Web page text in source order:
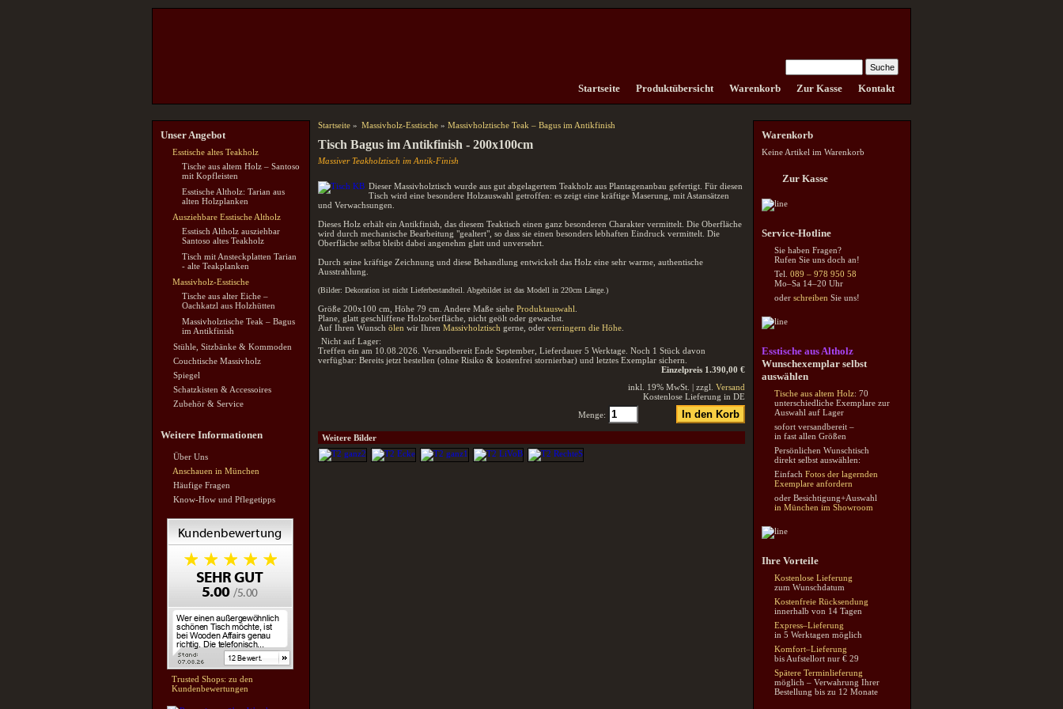
Startseite Produktübersicht Warenkorb Zur Kasse Kontakt
Unser Angebot
Esstische altes Teakholz
Tische aus altem Holz – Santoso
mit Kopfleisten
Esstische Altholz: Tarian aus
alten Holzplanken
Ausziehbare Esstische Altholz
Esstisch Altholz ausziehbar
Santoso altes Teakholz
Tisch mit Ansteckplatten Tarian
- alte Teakplanken
Massivholz-Esstische
Tische aus alter Eiche –
Oachkatzl aus Holzhütten
Massivholztische Teak – Bagus
im Antikfinish
Stühle, Sitzbänke & Kommoden
Couchtische Massivholz
Spiegel
Schatzkisten & Accessoires
Zubehör & Service
Weitere Informationen
Über Uns
Anschauen in München
Häufige Fragen
Know-How und Pflegetipps
Trusted Shops: zu den
Kundenbewertungen
Warenkorb
Keine Artikel im Warenkorb
Zur Kasse
Service-Hotline
Sie haben Fragen?
Rufen Sie uns doch an!
Tel. 089 – 978 950 58
Mo–Sa 14–20 Uhr
oder schreiben Sie uns!
Esstische aus Altholz
Wunschexemplar selbst
auswählen
Tische aus altem Holz: 70
unterschiedliche Exemplare zur
Auswahl auf Lager
sofort versandbereit –
in fast allen Größen
Persönlichen Wunschtisch
direkt selbst auswählen:
Einfach Fotos der lagernden
Exemplare anfordern
oder Besichtigung+Auswahl
in München im Showroom
Ihre Vorteile
Kostenlose Lieferung
zum Wunschdatum
Kostenfreie Rücksendung
innerhalb von 14 Tagen
Express–Lieferung
in 5 Werktagen möglich
Komfort–Lieferung
bis Aufstellort nur € 29
Spätere Terminlieferung
möglich – Verwahrung Ihrer
Bestellung bis zu 12 Monate
Startseite » Massivholz-Esstische » Massivholztische Teak – Bagus im Antikfinish
Tisch Bagus im Antikfinish - 200x100cm
Massiver Teakholztisch im Antik-Finish
Dieser Massivholztisch wurde aus gut abgelagertem Teakholz aus Plantagenanbau gefertigt. Für diesen
Tisch wird eine besondere Holzauswahl getroffen: es zeigt eine kräftige Maserung, mit Astansätzen
und Verwachsungen.
Dieses Holz erhält ein Antikfinish, das diesem Teaktisch einen ganz besonderen Charakter vermittelt. Die Oberfläche
wird durch mechanische Bearbeitung "gealtert", so dass sie einen besonders lebhaften Eindruck vermittelt. Die
Oberfläche selbst bleibt dabei angenehm glatt und unversehrt.
Durch seine kräftige Zeichnung und diese Behandlung entwickelt das Holz eine sehr warme, authentische
Ausstrahlung.
(Bilder: Dekoration ist nicht Lieferbestandteil. Abgebildet ist das Modell in 220cm Länge.)
Größe 200x100 cm, Höhe 79 cm. Andere Maße siehe Produktauswahl
Plane, glatt geschliffene Holzoberfläche, nicht geölt oder gewachst.
Auf Ihren Wunsch ölen wir Ihren Massivholztisch gerne, oder verringern die Höhe
Nicht auf Lager:
Treffen ein am 10.08.2026. Versandbereit Ende September, Lieferdauer 5 Werktage. Noch 1 Stück davon
verfügbar: Bereits jetzt bestellen (ohne Risiko & kostenfrei stornierbar) und letztes Exemplar sichern.
Einzelpreis 1.390,00 €
inkl. 19% MwSt. | zzgl. Versand
Kostenlose Lieferung in DE
Menge:
Weitere Bilder